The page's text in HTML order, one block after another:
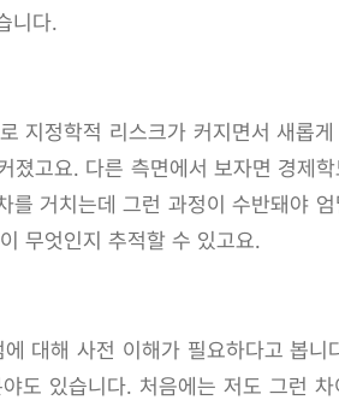
니다.
지정학적 리스크가 커지면서 새롭
고요. 다른 측면에서 보자면 경제학
거치는데 그런 과정이 수반돼야 엄
무엇인지 추적할 수 있고요.
대해 사전 이해가 필요하다고 봅니
도 있습니다. 처음에는 저도 그런 차